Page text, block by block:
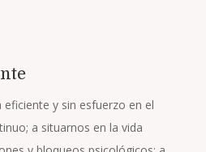
eficiente y sin esfuerzo en el
a situarnos en la vida